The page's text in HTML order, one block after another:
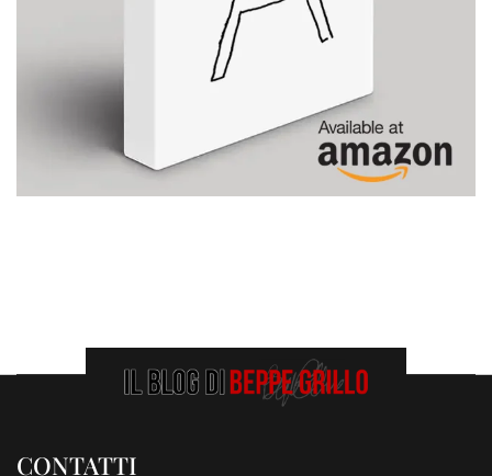
CONTATTI